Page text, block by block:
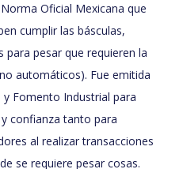
Oficial Mexicana que
cumplir las básculas,
pesar que requieren la
automáticos). Fue emitida
Fomento Industrial para
confianza tanto para
al realizar transacciones
se requiere pesar cosas.